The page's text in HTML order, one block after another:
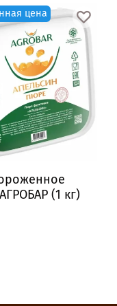
цена
(1 кг)